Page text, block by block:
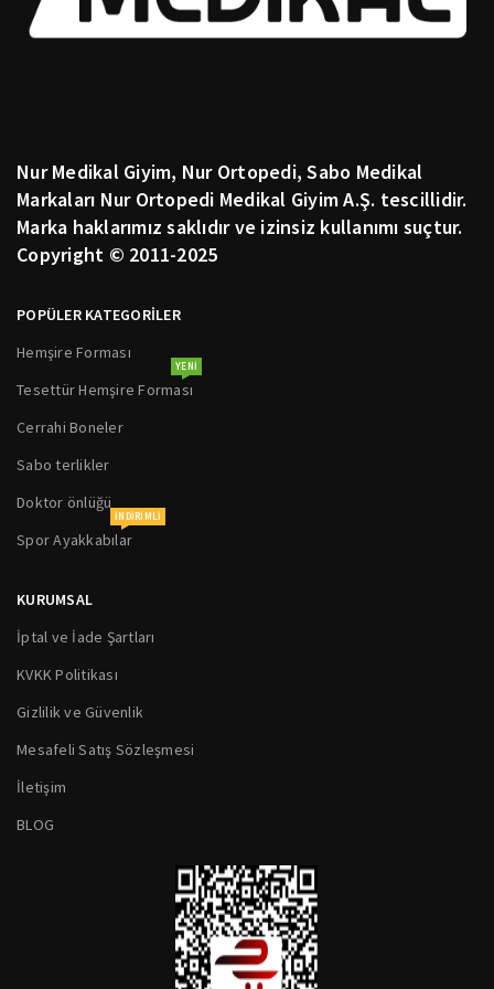
Nur Medikal Giyim, Nur Ortopedi, Sabo Medikal
Markaları Nur Ortopedi Medikal Giyim A.Ş. tescillidir.
Marka haklarımız saklıdır ve izinsiz kullanımı suçtur.
Copyright © 2011-2025
POPÜLER KATEGORİLER
Hemşire Forması
Tesettür Hemşire Forması
YENI
Cerrahi Boneler
Sabo terlikler
Doktor önlüğü
Spor Ayakkabılar
INDIRIMLI
KURUMSAL
İptal ve İade Şartları
KVKK Politikası
Gizlilik ve Güvenlik
Mesafeli Satış Sözleşmesi
İletişim
BLOG